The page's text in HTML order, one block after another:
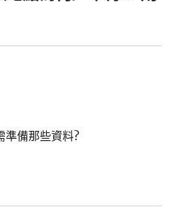
準備那些資料?